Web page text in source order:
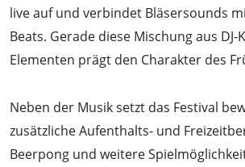
live auf und verbindet Bläsersounds
Beats. Gerade diese Mischung aus
Elementen prägt den Charakter des
Neben der Musik setzt das Festival
zusätzliche Aufenthalts- und
Beerpong und weitere